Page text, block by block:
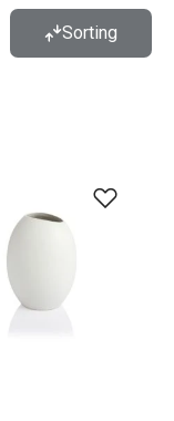
Sorting